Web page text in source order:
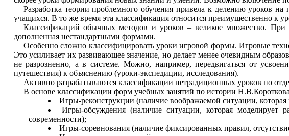
Разработка теории проблемного обучения привела к делению уроков
учащихся. В то же время эта классификация относится преимущественно к
Классификаций обычных методов и уроков – великое множество. При
дополненная нестандартными формами.
Особенно сложно классифицировать уроки игровой формы. Игровые
Это усиливает их развивающее значение, но делает менее очевидным
не разрозненно, а в системе. Можно, например, передвигаться от
путешествия) к объяснению (уроки-экспедиции, исследования).
Активно разрабатываются классификации нетрадиционных уроков по
В основе классификации форм учебных занятий по истории
Игры-реконструкции (наличие воображаемой ситуации,
Игры-обсуждения (наличие ситуации, которая
современности);
Игры-соревнования (наличие фиксированных правил,